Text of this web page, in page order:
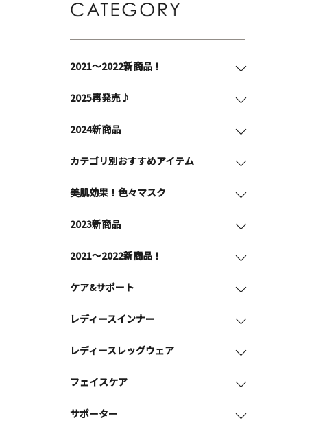
2021～2022新商品！
2025再発売♪
2024新商品
カテゴリ別おすすめアイテム
美肌効果！色々マスク
2023新商品
2021～2022新商品！
ケア&サポート
レディースインナー
レディースレッグウェア
フェイスケア
サポーター